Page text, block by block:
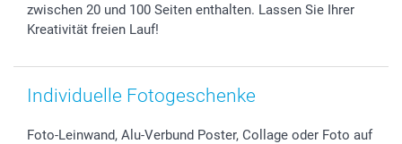
zwischen 20 und 100 Seiten enthalten. Lassen Sie Ihrer
Kreativität freien Lauf!
Individuelle Fotogeschenke
Foto-Leinwand, Alu-Verbund Poster, Collage oder Foto auf